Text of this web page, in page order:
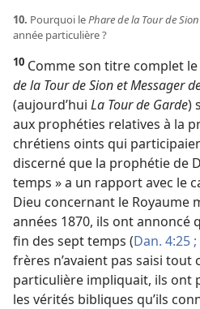
10. Pourquoi lePhare de la Tour de Sion
année particulière ?
10 Comme son titre complet
de la Tour de Sion et Messager
(aujourd’hui La Tour de Garde)
aux prophéties relatives à la
chrétiens oints qui
discerné que la prophétie de
temps » a un rapport avec le
Dieu concernant le Royaume
années 1870, ils ont annoncé
fin des sept temps (Dan. 4:25 ;
frères n’avaient pas saisi tout
particulière impliquait, ils ont
les vérités bibliques qu’ils